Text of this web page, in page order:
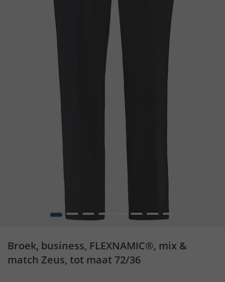
1 2 3 4 6 7 8
Broek, business, FLEXNAMIC®, mix &
match Zeus, tot maat 72/36